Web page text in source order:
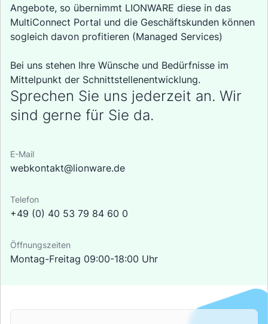
Angebote, so übernimmt LIONWARE diese in das
MultiConnect Portal und die Geschäftskunden können
sogleich davon profitieren (Managed Services)
Bei uns stehen Ihre Wünsche und Bedürfnisse im
Mittelpunkt der Schnittstellenentwicklung.
Sprechen Sie uns jederzeit an. Wir
sind gerne für Sie da.
E-Mail
webkontakt@lionware.de
Telefon
+49 (0) 40 53 79 84 60 0
Öffnungszeiten
Montag-Freitag 09:00-18:00 Uhr